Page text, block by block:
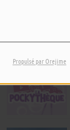
Propulsé par Orejime